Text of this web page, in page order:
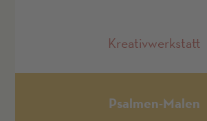
Kreativwerkstatt
Psalmen-Malen